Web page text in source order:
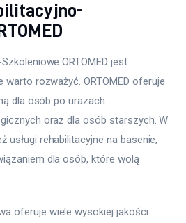
ORTOMED jest
rozważyć. ORTOMED oferuje
dla osób po urazach
oraz dla osób starszych. W
usługi rehabilitacyjne na basenie,
dla osób, które wolą
oferuje wiele wysokiej jakości